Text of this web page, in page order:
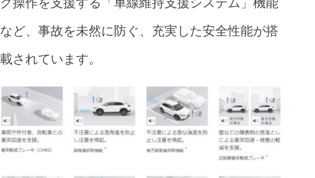
など、事故を未然に防ぐ、充実した安全性能が搭
載されています。